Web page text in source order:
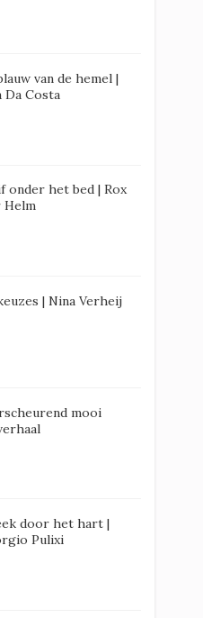
van de hemel |
Da Costa
onder het bed | Rox
Helm
| Nina Verheij
mooi
door het hart |
Pulixi